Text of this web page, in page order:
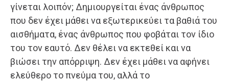
γίνεται λοιπόν; Δημιουργείται ένας άνθρωπος
που δεν έχει μάθει να εξωτερικεύει τα βαθιά του
αισθήματα, ένας άνθρωπος που φοβάται τον ίδιο
του τον εαυτό. Δεν θέλει να εκτεθεί και να
βιώσει την απόρριψη. Δεν έχει μάθει να αφήνει
ελεύθερο το πνεύμα του, αλλά το